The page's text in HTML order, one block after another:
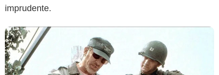
imprudente.